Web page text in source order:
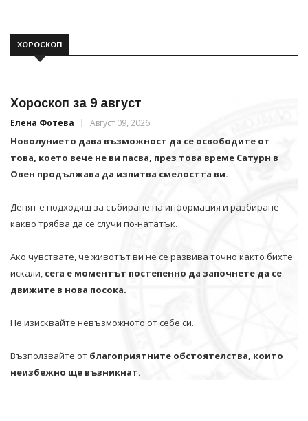
ХОРОСКОП
Хороскоп за 9 август
Елена Фотева Август 09, 2026
Новолунието дава възможност да се освободите от
това, което вече не ви пасва, през това време Сатурн в
Овен продължава да изпитва смелостта ви.
Денят е подходящ за събиране на информация и разбиране
какво трябва да се случи по-нататък.
Ако чувствате, че животът ви не се развива точно както бихте
искали, сега е моментът постепенно да започнете да се
движите в нова посока.
Не изисквайте невъзможното от себе си.
Възползвайте от благоприятните обстоятелства, които
неизбежно ще възникнат.